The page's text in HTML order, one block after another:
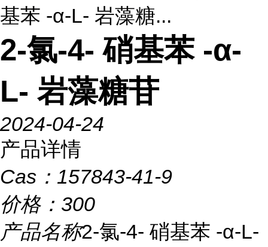
基苯 -α-L- 岩藻糖...
2-氯-4- 硝基苯 -α-
L- 岩藻糖苷
2024-04-24
产品详情
Cas： 157843-41-9
价格： 300
产品名称2-氯-4- 硝基苯 -α-L-